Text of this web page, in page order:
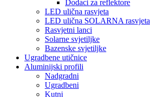
Dodaci za reflektore
LED ulična rasvjeta
LED ulična SOLARNA rasvjeta
Rasvjetni lanci
Solarne svjetiljke
Bazenske svjetiljke
Ugradbene utičnice
Aluminijski profili
Nadgradni
Ugradbeni
Kutni